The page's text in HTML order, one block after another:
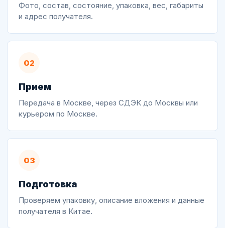
Фото, состав, состояние, упаковка, вес, габариты
и адрес получателя.
02
Прием
Передача в Москве, через СДЭК до Москвы или
курьером по Москве.
03
Подготовка
Проверяем упаковку, описание вложения и данные
получателя в Китае.